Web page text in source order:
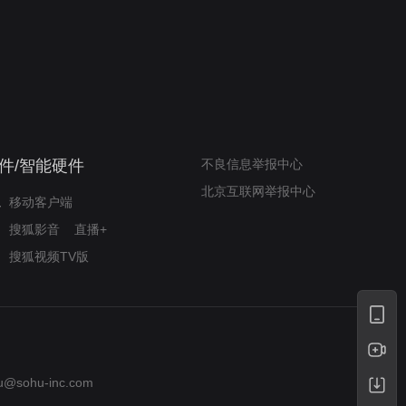
/智能硬件
移动客户端
搜狐影音
直播+
搜狐视频TV版
不良信息举报中心
北京互联网举报中心
inc.com